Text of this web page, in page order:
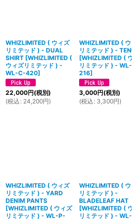
WHIZLIMITED ( ウィズ
リミテッド ) - DUAL
SHIRT [WHIZLIMITED (
ウィズリミテッド ) -
WL-C-420]
22,000円(税別)
(税込 : 24,200円)
WHIZLIMITED (
リミテッド ) -
[WHIZLIMITED (
リミテッド ) -
216]
3,000円(税別)
(税込 : 3,300円)
WHIZLIMITED ( ウィズ
リミテッド ) - YARD
DENIM PANTS
[WHIZLIMITED ( ウィズ
リミテッド ) - WL-P-
WHIZLIMITED (
リミテッド ) -
BLADELEAF HAT
[WHIZLIMITED (
リミテッド ) -